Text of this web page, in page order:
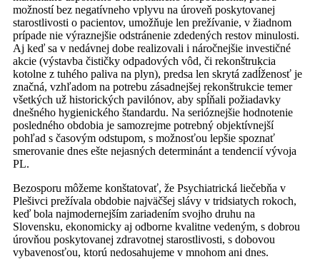
možností bez negatívneho vplyvu na úroveň poskytovanej
starostlivosti o pacientov, umožňuje len prežívanie, v žiadnom
prípade nie výraznejšie odstránenie zdedených restov minulosti.
Aj keď sa v nedávnej dobe realizovali i náročnejšie investičné
akcie (výstavba čističky odpadových vôd, či rekonštrukcia
kotolne z tuhého paliva na plyn), predsa len skrytá zadĺženosť je
značná, vzhľadom na potrebu zásadnejšej rekonštrukcie temer
všetkých už historických pavilónov, aby spĺňali požiadavky
dnešného hygienického štandardu. Na serióznejšie hodnotenie
posledného obdobia je samozrejme potrebný objektívnejší
pohľad s časovým odstupom, s možnosťou lepšie spoznať
smerovanie dnes ešte nejasných determinánt a tendencií vývoja
PL.
Bezosporu môžeme konštatovať, že Psychiatrická liečebňa v
Plešivci prežívala obdobie najväčšej slávy v tridsiatych rokoch,
keď bola najmodernejším zariadením svojho druhu na
Slovensku, ekonomicky aj odborne kvalitne vedeným, s dobrou
úrovňou poskytovanej zdravotnej starostlivosti, s dobovou
vybavenosťou, ktorú nedosahujeme v mnohom ani dnes.